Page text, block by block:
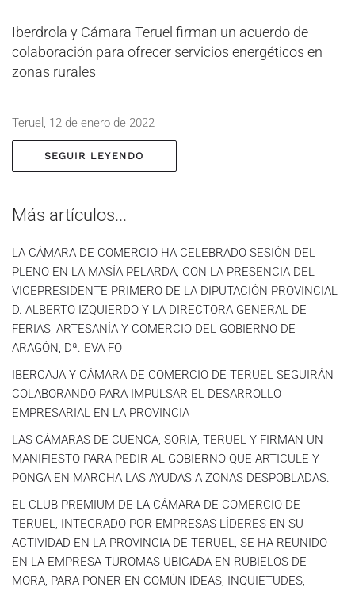
Iberdrola y Cámara Teruel firman un acuerdo de
colaboración para ofrecer servicios energéticos en
zonas rurales
Teruel, 12 de enero de 2022
SEGUIR LEYENDO
Más artículos...
LA CÁMARA DE COMERCIO HA CELEBRADO SESIÓN DEL
PLENO EN LA MASÍA PELARDA, CON LA PRESENCIA DEL
VICEPRESIDENTE PRIMERO DE LA DIPUTACIÓN PROVINCIAL
D. ALBERTO IZQUIERDO Y LA DIRECTORA GENERAL DE
FERIAS, ARTESANÍA Y COMERCIO DEL GOBIERNO DE
ARAGÓN, Dª. EVA FO
IBERCAJA Y CÁMARA DE COMERCIO DE TERUEL SEGUIRÁN
COLABORANDO PARA IMPULSAR EL DESARROLLO
EMPRESARIAL EN LA PROVINCIA
LAS CÁMARAS DE CUENCA, SORIA, TERUEL Y FIRMAN UN
MANIFIESTO PARA PEDIR AL GOBIERNO QUE ARTICULE Y
PONGA EN MARCHA LAS AYUDAS A ZONAS DESPOBLADAS.
EL CLUB PREMIUM DE LA CÁMARA DE COMERCIO DE
TERUEL, INTEGRADO POR EMPRESAS LÍDERES EN SU
ACTIVIDAD EN LA PROVINCIA DE TERUEL, SE HA REUNIDO
EN LA EMPRESA TUROMAS UBICADA EN RUBIELOS DE
MORA, PARA PONER EN COMÚN IDEAS, INQUIETUDES,